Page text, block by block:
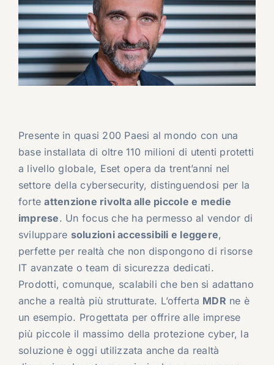
Presente in quasi 200 Paesi al mondo con una
base installata di oltre 110 milioni di utenti protetti
a livello globale, Eset opera da trent’anni nel
settore della cybersecurity, distinguendosi per la
forteattenzione rivolta alle piccole e medie
imprese. Un focus che ha permesso al vendor di
sviluppare soluzioni accessibili e leggere,
perfette per realtà che non dispongono di risorse
IT avanzate o team di sicurezza dedicati.
Prodotti, comunque, scalabili che ben si adattano
anche a realtà più strutturate. L’offerta MDR ne è
un esempio. Progettata per offrire alle imprese
più piccole il massimo della protezione cyber, la
soluzione è oggi utilizzata anche da realtà